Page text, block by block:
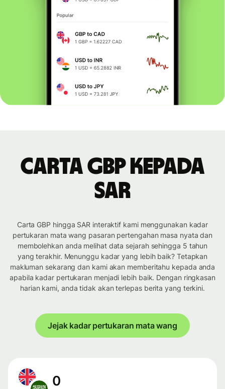
Carta GBP kepada
SAR
Carta GBP hingga SAR interaktif kami menggunakan kadar
pertukaran mata wang pasaran pertengahan masa nyata dan
membolehkan anda melihat data sejarah sehingga 5 tahun
yang terakhir. Menunggu kadar yang lebih baik? Tetapkan
makluman sekarang dan kami akan memberitahu kepada anda
apabila kadar pertukaran menjadi lebih baik. Dengan ringkasan
harian kami, anda tidak akan terlepas berita yang terkini.
Jejak kadar pertukaran mata wang
0